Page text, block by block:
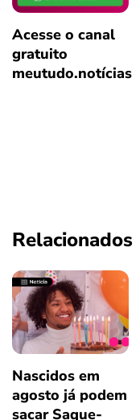
Acesse o canal
gratuito
meutudo.notícias
Relacionados
Nascidos em
agosto já podem
sacar Saque-